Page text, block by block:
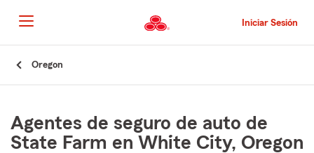
al
contenido
principal
Iniciar Sesión
Oregon
Agentes de seguro de auto de
State Farm en White City, Oregon